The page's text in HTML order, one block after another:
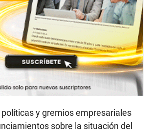
y gremios empresariales
sobre la situación del